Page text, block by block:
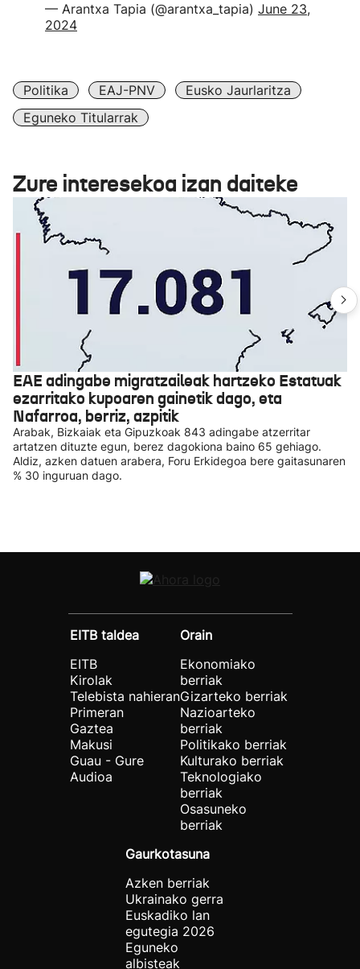
— Arantxa Tapia (@arantxa_tapia) June 23,
2024
Politika EAJ-PNV
Eusko Jaurlaritza
Eguneko Titularrak
Zure interesekoa izan daiteke
EAE adingabe migratzaileak hartzeko Estatuak
ezarritako kupoaren gainetik dago, eta
Nafarroa, berriz, azpitik
Arabak, Bizkaiak eta Gipuzkoak 843 adingabe atzerritar
artatzen dituzte egun, berez dagokiona baino 65 gehiago.
Aldiz, azken datuen arabera, Foru Erkidegoa bere gaitasunaren
% 30 inguruan dago.
EITB taldea
EITB
Kirolak
Telebista nahieran
Primeran
Gaztea
Makusi
Guau - Gure
Audioa
Orain
Ekonomiako
berriak
Gizarteko berriak
Nazioarteko
berriak
Politikako berriak
Kulturako berriak
Teknologiako
berriak
Osasuneko
berriak
Gaurkotasuna
Azken berriak
Ukrainako gerra
Euskadiko lan
egutegia 2026
Eguneko
albisteak